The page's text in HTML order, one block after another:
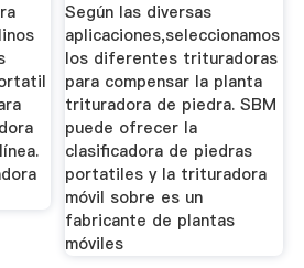
Según las diversas
aplicaciones,seleccionamos
los diferentes trituradoras
para compensar la planta
trituradora de piedra. SBM
puede ofrecer la
clasificadora de piedras
portatiles y la trituradora
móvil sobre es un
fabricante de plantas
móviles